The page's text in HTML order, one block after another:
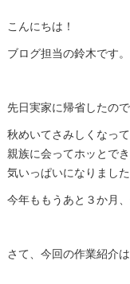
こんにちは！
ブログ担当の鈴木です。
先日実家に帰省したの
秋めいてさみしくなっ
親族に会ってホッとで
気いっぱいになりました
今年ももうあと３か月
さて、今回の作業紹介